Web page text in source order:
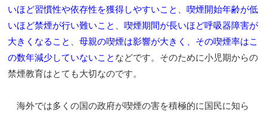
いほど習慣性や依存性を獲得しやすいこと
、喫煙開始年齢が低
いほど禁煙が行い難いこと
、喫煙期間が長いほど呼吸器障害が
大きくなること
、母親の喫煙は影響が大きく、その喫煙率はこ
の数年減少していないこと などです。そのために小児期からの
禁煙教育はとても大切なのです。
海外では多くの国の政府が喫煙の害を積極的に国民に知ら